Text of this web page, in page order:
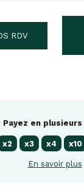
RDV
Payez en
x2 x3 x4 x10
En savoir plus